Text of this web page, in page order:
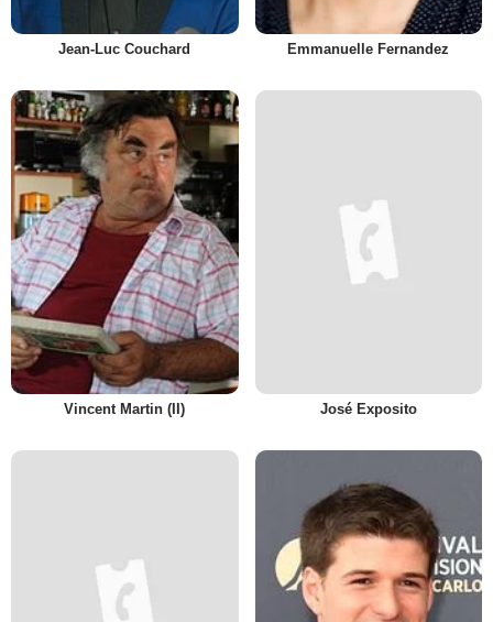
Jean-Luc Couchard Emmanuelle Fernandez
Vincent Martin (II) José Exposito